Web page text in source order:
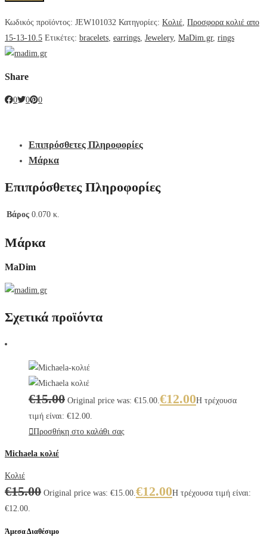
Κωδικός προϊόντος: JEW101032 Κατηγορίες: Κολιέ Προσφορα κολιέ απο
15-13-10.5 Ετικέτες: bracelets earrings Jewelery, MaDim.gr, rings
Share
0 0 0
Επιπρόσθετες Πληροφορίες
Μάρκα
Επιπρόσθετες Πληροφορίες
Βάρος 0.070 κ.
Μάρκα
MaDim
Σχετικά προϊόντα
€15.00 Original price was: €15.00. €12.00Η τρέχουσα
τιμή είναι: €12.00.
Προσθήκη στο καλάθι σας
Michaela κολιέ
Κολιέ
€15.00 Original price was: €15.00. €12.00Η τρέχουσα τιμή είναι:
€12.00.
Άμεσα Διαθέσιμο